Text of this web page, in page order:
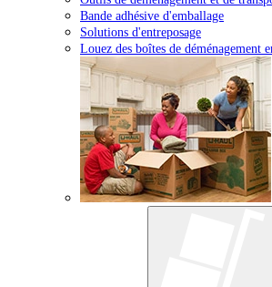
Bande adhésive d'emballage
Solutions d'entreposage
Louez des boîtes de déménagement